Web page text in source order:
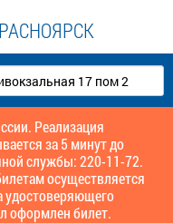
Реализация
за 5 минут до
службы: 220-11-72.
осуществляется
удостоверяющего
оформлен билет.